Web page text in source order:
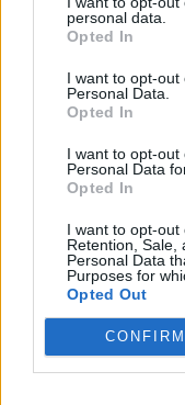
personal data.
Opted In
I want to opt-out
Personal Data.
Opted In
I want to opt-
Personal Data
Opted In
I want to opt-out
Retention, Sale,
Personal Data
Purposes for
Opted Out
CONFIRM
Τελευταία
λέτε σε έναν
27 Φεβρουαρίου
Πάνω από 100
γεννηθεί μέσω
την υποστήριξη
27 Φεβρουαρίου 2026